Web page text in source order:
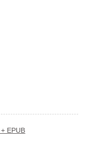
EPUB